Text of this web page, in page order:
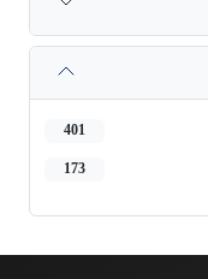
401
173